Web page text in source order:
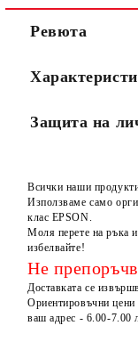
Ние ще се свържем
Ревюта
Защита на
Всички наши продукти
Използваме само
клас EPSON.
Моля перете на ръка
избелвайте!
Не
Доставката се
Ориентировъчни
ваш адрес - 6.00-7.00